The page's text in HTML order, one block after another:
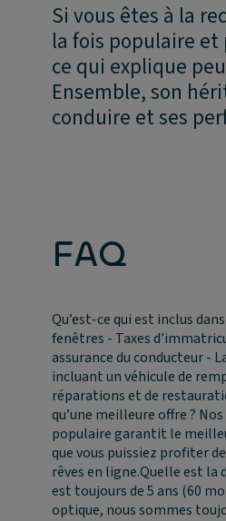
Si vous êtes à la
la fois populaire
ce qui explique
Ensemble, son
conduire et ses
FAQ
Qu’est-ce qui est inclus
fenêtres - Taxes
assurance du conducteur -
incluant un véhicule de
réparations et de
qu’une meilleure offre ?
populaire garantit le
que vous puissiez profiter
rêves en ligne.Quelle est la
est toujours de 5 ans (60
optique, nous sommes